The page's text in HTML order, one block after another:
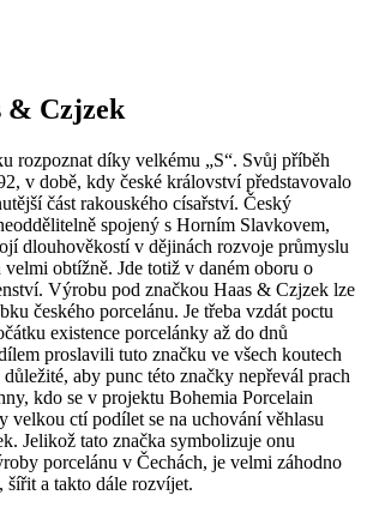
& Czjzek
rozpoznat díky velkému „S“. Svůj příběh
v době, kdy české království představovalo
část rakouského císařství. Český
spojený s Horním Slavkovem,
dlouhověkostí v dějinách rozvoje průmyslu
obtížně. Jde totiž v daném oboru o
Výrobu pod značkou Haas & Czjzek lze
českého porcelánu. Je třeba vzdát poctu
existence porcelánky až do dnů
proslavili tuto značku ve všech koutech
aby punc této značky nepřevál prach
kdo se v projektu Bohemia Porcelain
velkou ctí podílet se na uchování věhlasu
Jelikož tato značka symbolizuje onu
porcelánu v Čechách, je velmi záhodno
šířit a takto dále rozvíjet.